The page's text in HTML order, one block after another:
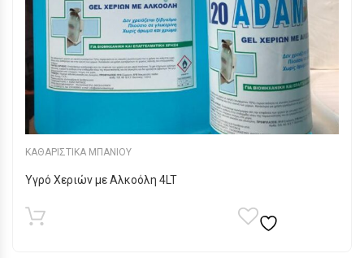
ΚΑΘΑΡΙΣΤΙΚΑ ΜΠΑΝΙΟΥ
Υγρό Χεριών με Αλκοόλη 4LT